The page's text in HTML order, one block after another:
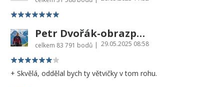
Petr Dvořák-obrazprovas.cz
celkem 83 791 bodů | 29.05.2025 08:58
+ Skvělá, oddělal bych ty větvičky v tom rohu.